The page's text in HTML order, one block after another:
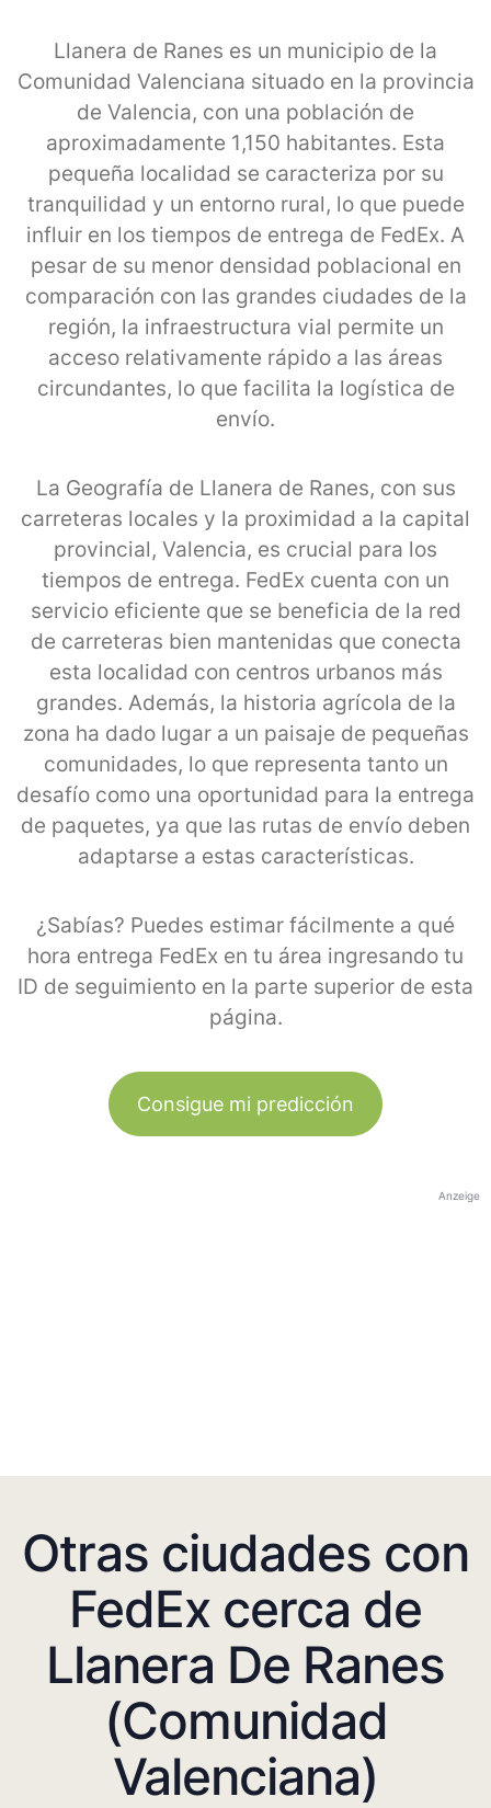
Llanera de Ranes es un municipio de la
Comunidad Valenciana situado en la provincia
de Valencia, con una población de
aproximadamente 1,150 habitantes. Esta
pequeña localidad se caracteriza por su
tranquilidad y un entorno rural, lo que puede
influir en los tiempos de entrega de FedEx. A
pesar de su menor densidad poblacional en
comparación con las grandes ciudades de la
región, la infraestructura vial permite un
acceso relativamente rápido a las áreas
circundantes, lo que facilita la logística de
envío.
La Geografía de Llanera de Ranes, con sus
carreteras locales y la proximidad a la capital
provincial, Valencia, es crucial para los
tiempos de entrega. FedEx cuenta con un
servicio eficiente que se beneficia de la red
de carreteras bien mantenidas que conecta
esta localidad con centros urbanos más
grandes. Además, la historia agrícola de la
zona ha dado lugar a un paisaje de pequeñas
comunidades, lo que representa tanto un
desafío como una oportunidad para la entrega
de paquetes, ya que las rutas de envío deben
adaptarse a estas características.
¿Sabías? Puedes estimar fácilmente a qué
hora entrega FedEx en tu área ingresando tu
ID de seguimiento en la parte superior de esta
página.
Consigue mi predicción
Anzeige
Otras ciudades con
FedEx cerca de
Llanera De Ranes
(Comunidad
Valenciana)